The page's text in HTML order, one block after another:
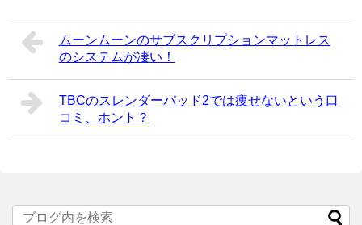
ムーンムーンのサブスクリプションマットレス
のシステムが凄い！
TBCのスレンダーパッド2では痩せないという口
コミ、ホント？